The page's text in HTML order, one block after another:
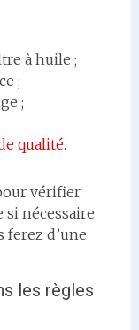
à huile ;
;
;
qualité.
vérifier
si nécessaire
ferez d’une
les règles